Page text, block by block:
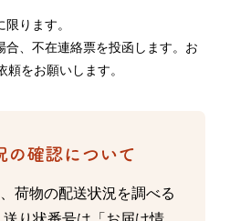
ります。
合、不在連絡票を投函します。お
頼をお願いします。
荷物の配送状況を調べる